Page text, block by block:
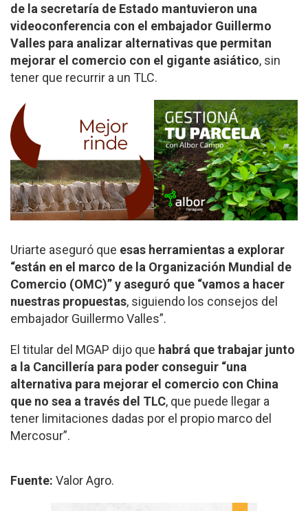
de la secretaría de Estado mantuvieron una
videoconferencia con el embajador Guillermo
Valles para analizar alternativas que permitan
mejorar el comercio con el gigante asiático, sin
tener que recurrir a un TLC.
Uriarte aseguró que esas herramientas a explorar
“están en el marco de la Organización Mundial de
Comercio (OMC)” y aseguró que “vamos a hacer
nuestras propuestas, siguiendo los consejos del
embajador Guillermo Valles”.
El titular del MGAP dijo que habrá que trabajar junto
a la Cancillería para poder conseguir “una
alternativa para mejorar el comercio con China
que no sea a través del TLC, que puede llegar a
tener limitaciones dadas por el propio marco del
Mercosur”.
Fuente: Valor Agro.